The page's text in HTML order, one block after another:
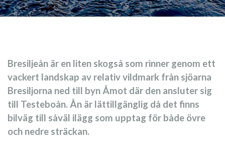
Bresiljeån är en liten skogså som rinner genom ett
vackert landskap av relativ vildmark från sjöarna
Bresiljorna ned till byn Åmot där den ansluter sig
till Testeboån. Ån är lättillgänglig då det finns
bilväg till såväl ilägg som upptag för både övre
och nedre sträckan.